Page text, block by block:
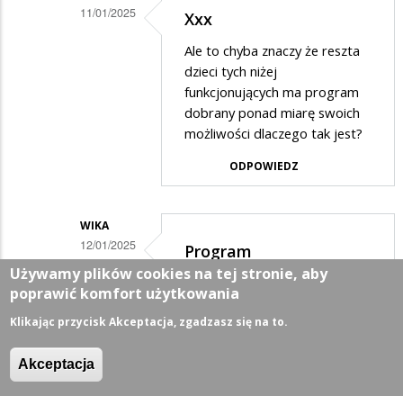
11/01/2025
Pani,
widać
że
nie
ma…
Xxx
Ale to chyba znaczy że reszta
dzieci tych niżej
funkcjonujących ma program
dobrany ponad miarę swoich
możliwości dlaczego tak jest?
ODPOWIEDZ
WIKA
12/01/2025
Dodane
przez
Xxx
w
odpowiedzi
Program
dostosowany...
każdego dziecka program jest
Używamy plików cookies na tej stronie, aby
poprawić komfort użytkowania
Klikając przycisk Akceptacja, zgadzasz się na to.
Akceptacja